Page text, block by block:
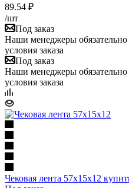
89.54 ₽
/шт
Под заказ
Наши менеджеры обязательно
условия заказа
Под заказ
Наши менеджеры обязательно
условия заказа
Чековая лента 57х15х12